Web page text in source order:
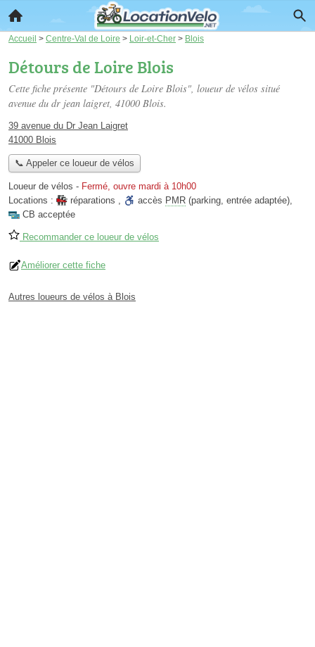
Accueil > Centre-Val de Loire > Loir-et-Cher > Blois
Détours de Loire Blois
Cette fiche présente "Détours de Loire Blois", loueur de vélos situé
avenue du dr jean laigret, 41000 Blois.
39 avenue du Dr Jean Laigret
41000 Blois
📞 Appeler ce loueur de vélos
Loueur de vélos - Fermé, ouvre mardi à 10h00
Locations :
réparations , accès PMR (parking, entrée adaptée),
CB acceptée
Recommander ce loueur de vélos
Améliorer cette fiche
Autres loueurs de vélos à Blois